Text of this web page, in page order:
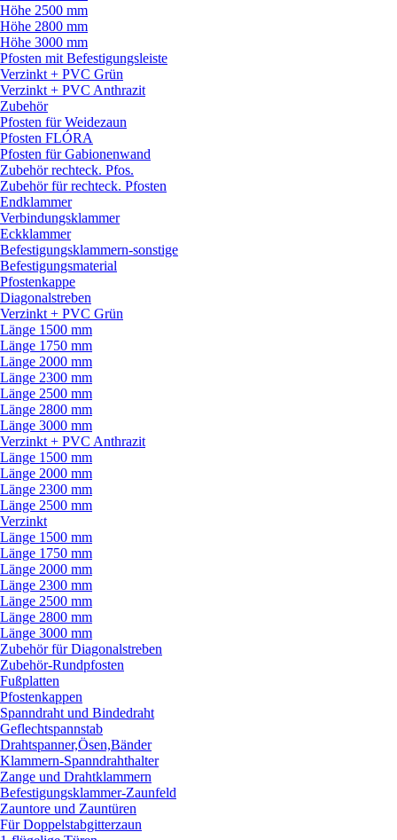
Höhe 2500 mm
Höhe 2800 mm
Höhe 3000 mm
Pfosten mit Befestigungsleiste
Verzinkt + PVC Grün
Verzinkt + PVC Anthrazit
Zubehör
Pfosten für Weidezaun
Pfosten FLÓRA
Pfosten für Gabionenwand
Zubehör rechteck. Pfos.
Zubehör für rechteck. Pfosten
Endklammer
Verbindungsklammer
Eckklammer
Befestigungsklammern-sonstige
Befestigungsmaterial
Pfostenkappe
Diagonalstreben
Verzinkt + PVC Grün
Länge 1500 mm
Länge 1750 mm
Länge 2000 mm
Länge 2300 mm
Länge 2500 mm
Länge 2800 mm
Länge 3000 mm
Verzinkt + PVC Anthrazit
Länge 1500 mm
Länge 2000 mm
Länge 2300 mm
Länge 2500 mm
Verzinkt
Länge 1500 mm
Länge 1750 mm
Länge 2000 mm
Länge 2300 mm
Länge 2500 mm
Länge 2800 mm
Länge 3000 mm
Zubehör für Diagonalstreben
Zubehör-Rundpfosten
Fußplatten
Pfostenkappen
Spanndraht und Bindedraht
Geflechtspannstab
Drahtspanner,Ösen,Bänder
Klammern-Spanndrahthalter
Zange und Drahtklammern
Befestigungsklammer-Zaunfeld
Zauntore und Zauntüren
Für Doppelstabgitterzaun